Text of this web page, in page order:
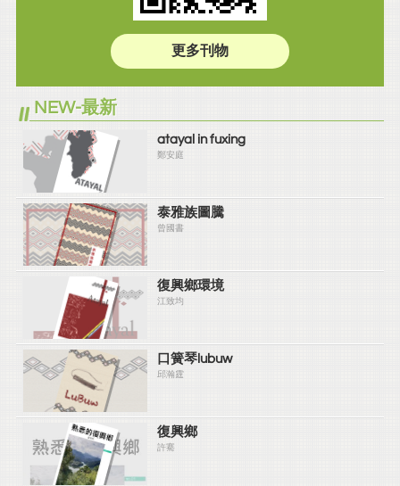
更多刊物
NEW-最新
atayal in fuxing
鄭安庭
泰雅族圖騰
曾國書
復興鄉環境
江致均
口簧琴lubuw
邱瀚霆
復興鄉
許騫